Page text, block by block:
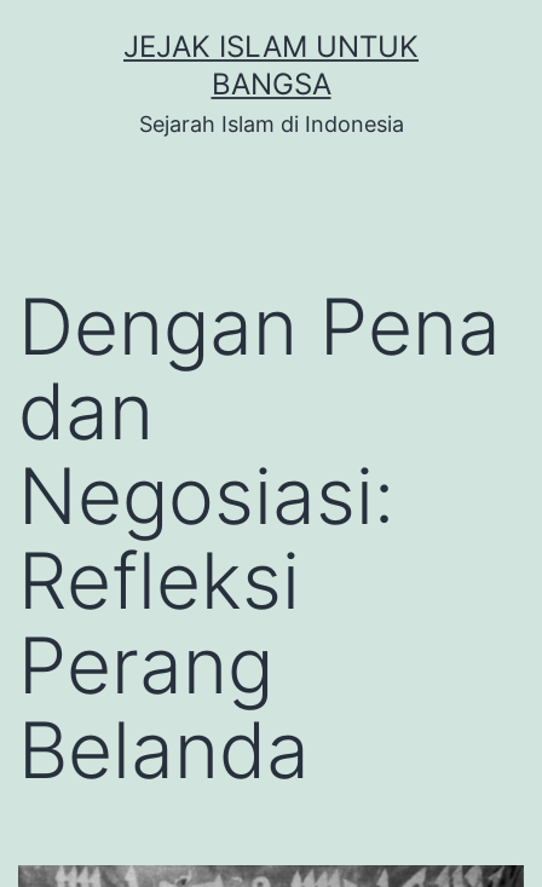
JEJAK ISLAM UNTUK
BANGSA
Sejarah Islam di Indonesia
Dengan Pena
dan
Negosiasi:
Refleksi
Perang
Belanda